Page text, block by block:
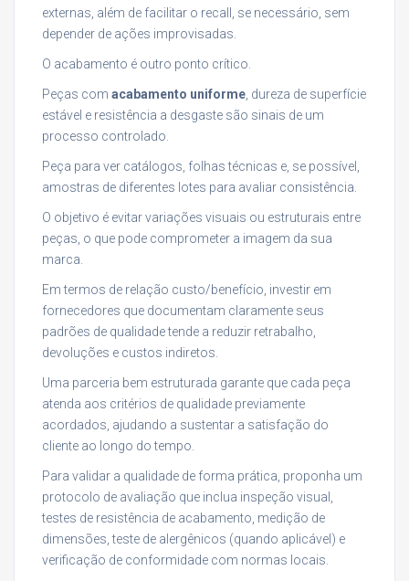
externas, além de facilitar o recall, se necessário, sem
depender de ações improvisadas.
O acabamento é outro ponto crítico.
Peças com acabamento uniforme , dureza de superfície
estável e resistência a desgaste são sinais de um
processo controlado.
Peça para ver catálogos, folhas técnicas e, se possível,
amostras de diferentes lotes para avaliar consistência.
O objetivo é evitar variações visuais ou estruturais entre
peças, o que pode comprometer a imagem da sua
marca.
Em termos de relação custo/benefício, investir em
fornecedores que documentam claramente seus
padrões de qualidade tende a reduzir retrabalho,
devoluções e custos indiretos.
Uma parceria bem estruturada garante que cada peça
atenda aos critérios de qualidade previamente
acordados, ajudando a sustentar a satisfação do
cliente ao longo do tempo.
Para validar a qualidade de forma prática, proponha um
protocolo de avaliação que inclua inspeção visual,
testes de resistência de acabamento, medição de
dimensões, teste de alergênicos (quando aplicável) e
verificação de conformidade com normas locais.